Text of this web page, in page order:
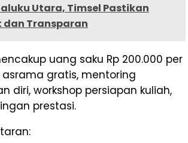
Utara, Timsel Pastikan
dan Transparan
uang saku Rp 200.000 per
gratis, mentoring
diri, workshop persiapan kuliah,
prestasi.